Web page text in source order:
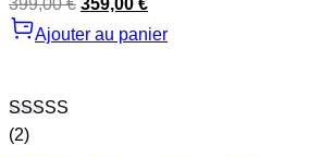
Ajouter au panier
Note
(2)